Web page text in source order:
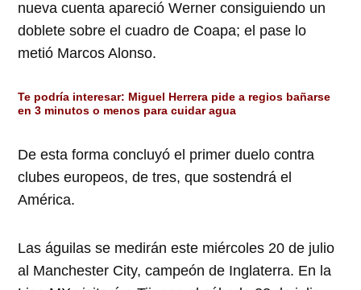
nueva cuenta apareció Werner consiguiendo un
doblete sobre el cuadro de Coapa; el pase lo
metió Marcos Alonso.
Te podría interesar: Miguel Herrera pide a regios bañarse
en 3 minutos o menos para cuidar agua
De esta forma concluyó el primer duelo contra
clubes europeos, de tres, que sostendrá el
América.
Las águilas se medirán este miércoles 20 de julio
al Manchester City, campeón de Inglaterra. En la